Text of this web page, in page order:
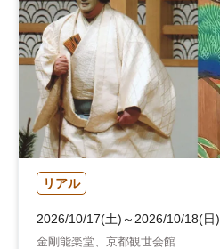
リアル
2026/10/17(土)～2026/10/18(日)
金剛能楽堂、京都観世会館